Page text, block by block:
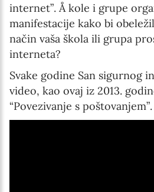
internet”. Å kole i grupe
manifestacije kako bi
način vaša škola ili grupa
interneta?
Svake godine San sigurnog
video, kao ovaj iz 2013.
“Povezivanje s poštovanjem”.